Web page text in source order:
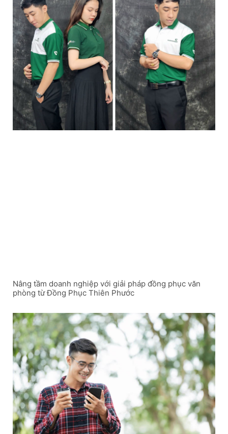
Nâng tầm doanh nghiệp với giải pháp đồng phục văn
phòng từ Đồng Phục Thiên Phước